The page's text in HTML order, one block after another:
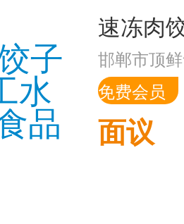
邯郸市顶
免费会员
面议